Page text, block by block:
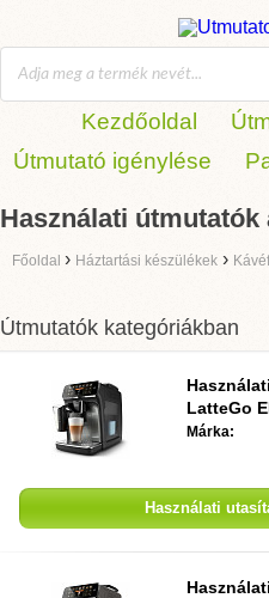
Kezdőoldal
Útmutató igénylése
Használati
Főoldal › Háztartási készülékek ›
Útmutatók kategóriákban
LatteGo
Márka:
Használati